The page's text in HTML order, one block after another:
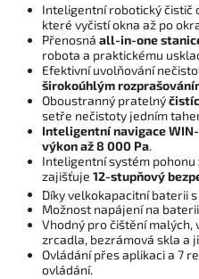
Inteligentní robotický čistič
které vyčistí okna až po
Přenosná all-in-one
robota a praktickému
Efektivní uvolňování
širokoúhlým
Oboustranný pratelný
setře nečistoty jedním
Inteligentní navigace
výkon až 8 000 Pa.
Inteligentní systém pohonu
zajišťuje 12-stupňový
Díky velkokapacitní baterii
Možnost napájení na
Vhodný pro čištění malých,
zrcadla, bezrámová skla a
Ovládání přes aplikaci a 7
ovládání.